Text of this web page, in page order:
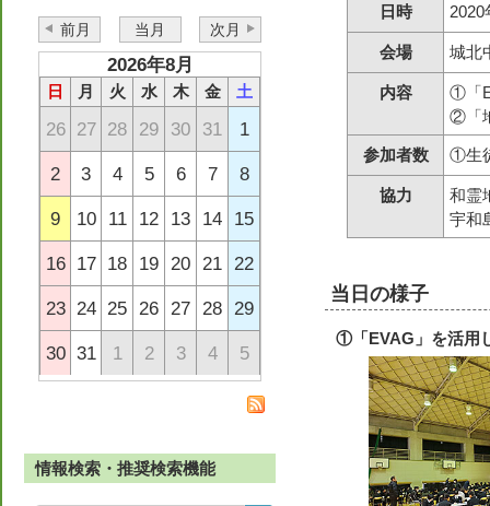
前月 当月 次月
2026年8月
日 月 火 水 木 金 土
26 27 28 29 30 31 1
2 3 4 5 6 7 8
9 10 11 12 13 14 15
16 17 18 19 20 21 22
23 24 25 26 27 28 29
30 31 1 2 3 4 5
情報検索・推奨検索機能
日時 2020
会場 城北
内容
①「
②「
参加者数 ①生
協力
和霊
宇和
当日の様子
①「EVAG」を活用